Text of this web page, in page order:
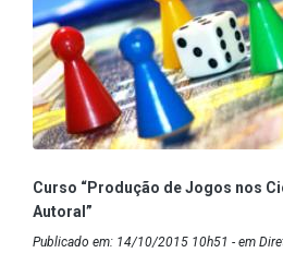
Curso “Produção de Jogos nos
Autoral”
Publicado em: 14/10/2015 10h51 - em